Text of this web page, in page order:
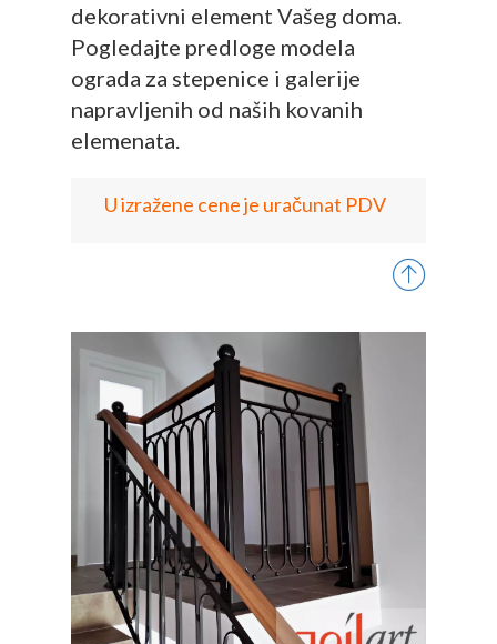
dekorativni element Vašeg doma.
Pogledajte predloge modela
ograda za stepenice i galerije
napravljenih od naših kovanih
elemenata.
U izražene cene je uračunat PDV